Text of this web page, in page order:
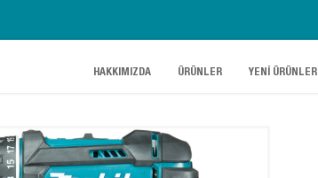
HAKKIMIZDA ÜRÜNLER YENİ ÜRÜNLER